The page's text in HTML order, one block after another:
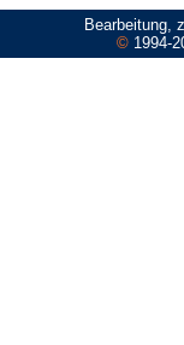
Bearbeitung,
©1994-